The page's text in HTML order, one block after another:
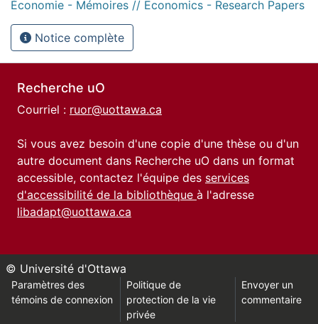
Économie - Mémoires // Economics - Research Papers
Notice complète
Recherche uO
Courriel : ruor@uottawa.ca
Si vous avez besoin d'une copie d'une thèse ou d'un
autre document dans Recherche uO dans un format
accessible, contactez l'équipe des services
d'accessibilité de la bibliothèque à l'adresse
libadapt@uottawa.ca
© Université d'Ottawa
Paramètres des
témoins de connexion
Politique de
protection de la vie
privée
Envoyer un
commentaire